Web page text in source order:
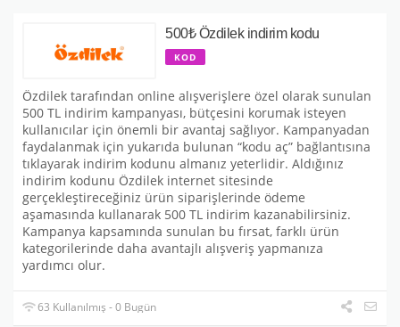
500₺ Özdilek indirim kodu
KOD
Özdilek tarafından online alışverişlere özel olarak sunulan
500 TL indirim kampanyası, bütçesini korumak isteyen
kullanıcılar için önemli bir avantaj sağlıyor. Kampanyadan
faydalanmak için yukarıda bulunan “kodu aç” bağlantısına
tıklayarak indirim kodunu almanız yeterlidir. Aldığınız
indirim kodunu Özdilek internet sitesinde
gerçekleştireceğiniz ürün siparişlerinde ödeme
aşamasında kullanarak 500 TL indirim kazanabilirsiniz.
Kampanya kapsamında sunulan bu fırsat, farklı ürün
kategorilerinde daha avantajlı alışveriş yapmanıza
yardımcı olur.
63 Kullanılmış - 0 Bugün